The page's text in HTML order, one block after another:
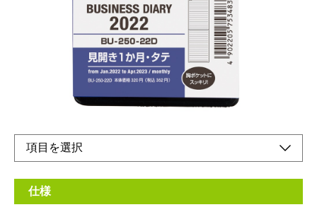
Yシャツの胸ポケットにも入るミニサイズ。スマートフォンのお
仕様